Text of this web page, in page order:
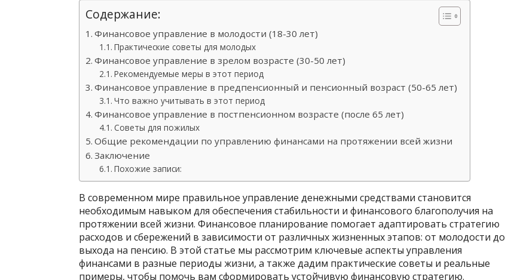
Содержание:
Финансовое управление в молодости (18-30 лет)
Практические советы для молодых
Финансовое управление в зрелом возрасте (30-50 лет)
Рекомендуемые меры в этот период
Финансовое управление в предпенсионный и пенсионный возраст (50-65 лет)
Что важно учитывать в этот период
Финансовое управление в постпенсионном возрасте (после 65 лет)
Советы для пожилых
Общие рекомендации по управлению финансами на протяжении всей жизни
Заключение
Похожие записи:
В современном мире правильное управление денежными средствами становится
необходимым навыком для обеспечения стабильности и финансового благополучия на
протяжении всей жизни. Финансовое планирование помогает адаптировать стратегию
расходов и сбережений в зависимости от различных жизненных этапов: от молодости до
выхода на пенсию. В этой статье мы рассмотрим ключевые аспекты управления
финансами в разные периоды жизни, а также дадим практические советы и реальные
примеры, чтобы помочь вам сформировать устойчивую финансовую стратегию.